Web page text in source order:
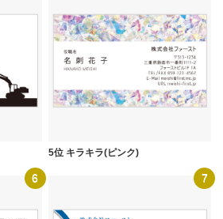
5位 キラキラ(ピンク)
6 7